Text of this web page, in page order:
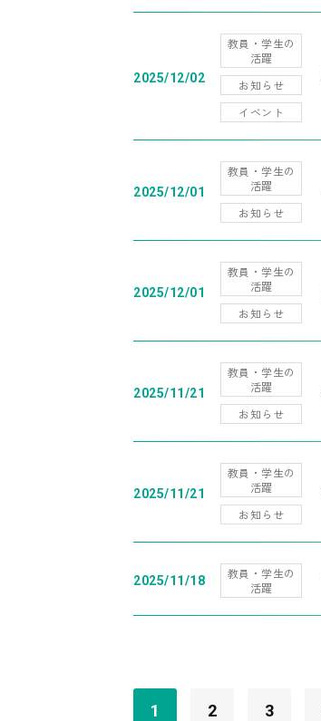
2025/12/02
教員・学生の
活躍
お知らせ
イベント
2025/12/01
教員・学生の
活躍
お知らせ
2025/12/01
教員・学生の
活躍
お知らせ
2025/11/21
教員・学生の
活躍
お知らせ
2025/11/21
教員・学生の
活躍
お知らせ
2025/11/18
教員・学生の
活躍
1 2 3